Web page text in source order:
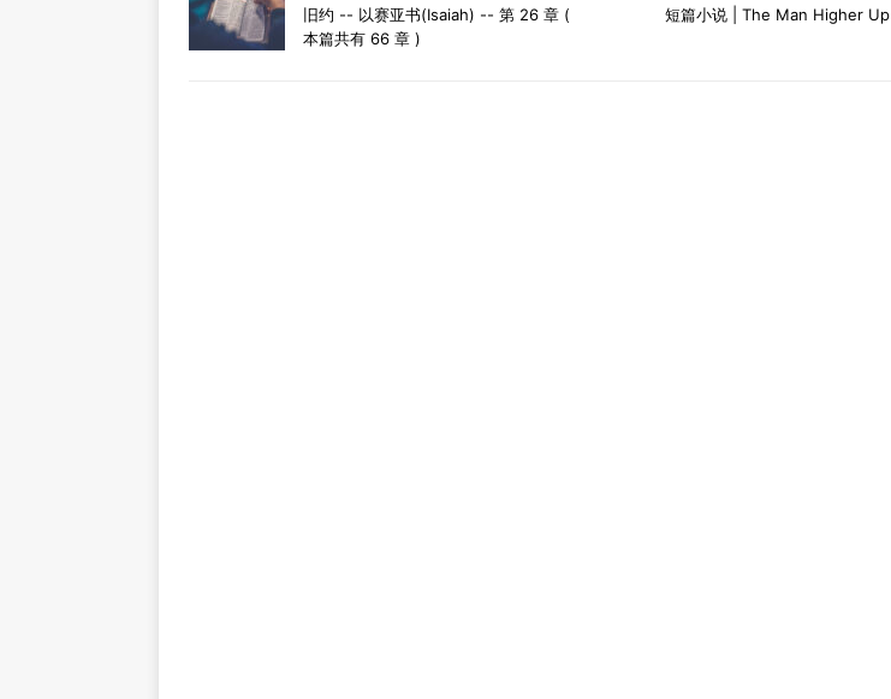
旧约 -- 以赛亚书(Isaiah) -- 第 26 章 (
本篇共有 66 章 )
短篇小说 | The Man Higher Up